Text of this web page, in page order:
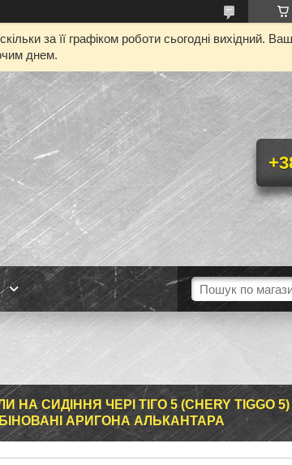
за її графіком роботи сьогодні вихідний.
днем.
НА СИДІННЯ ЧЕРІ ТІГО 5 (CHERY TIGGO 5)
АРИГОНА АЛЬКАНТАРА